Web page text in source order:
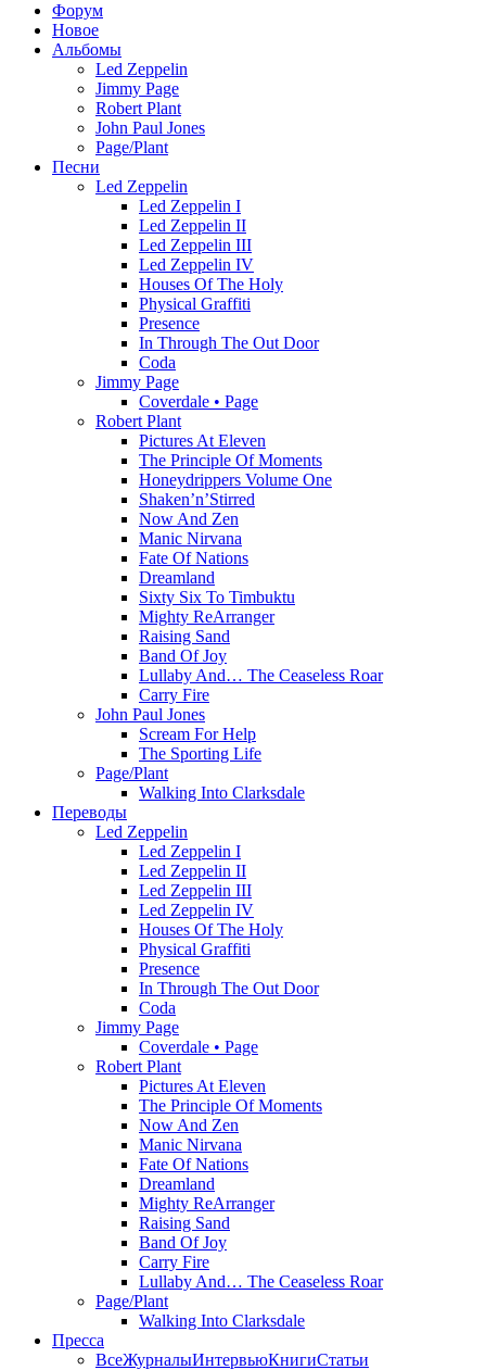
Форум
Новоe
Альбомы
Led Zeppelin
Jimmy Page
Robert Plant
John Paul Jones
Page/Plant
Песни
Led Zeppelin
Led Zeppelin I
Led Zeppelin II
Led Zeppelin III
Led Zeppelin IV
Houses Of The Holy
Physical Graffiti
Presence
In Through The Out Door
Coda
Jimmy Page
Coverdale • Page
Robert Plant
Pictures At Eleven
The Principle Of Moments
Honeydrippers Volume One
Shaken’n’Stirred
Now And Zen
Manic Nirvana
Fate Of Nations
Dreamland
Sixty Six To Timbuktu
Mighty ReArranger
Raising Sand
Band Of Joy
Lullaby And… The Ceaseless Roar
Carry Fire
John Paul Jones
Scream For Help
The Sporting Life
Page/Plant
Walking Into Clarksdale
Переводы
Led Zeppelin
Led Zeppelin I
Led Zeppelin II
Led Zeppelin III
Led Zeppelin IV
Houses Of The Holy
Physical Graffiti
Presence
In Through The Out Door
Coda
Jimmy Page
Coverdale • Page
Robert Plant
Pictures At Eleven
The Principle Of Moments
Now And Zen
Manic Nirvana
Fate Of Nations
Dreamland
Mighty ReArranger
Raising Sand
Band Of Joy
Carry Fire
Lullaby And… The Ceaseless Roar
Page/Plant
Walking Into Clarksdale
Пресса
ВсеЖурналыИнтервьюКнигиСтатьи